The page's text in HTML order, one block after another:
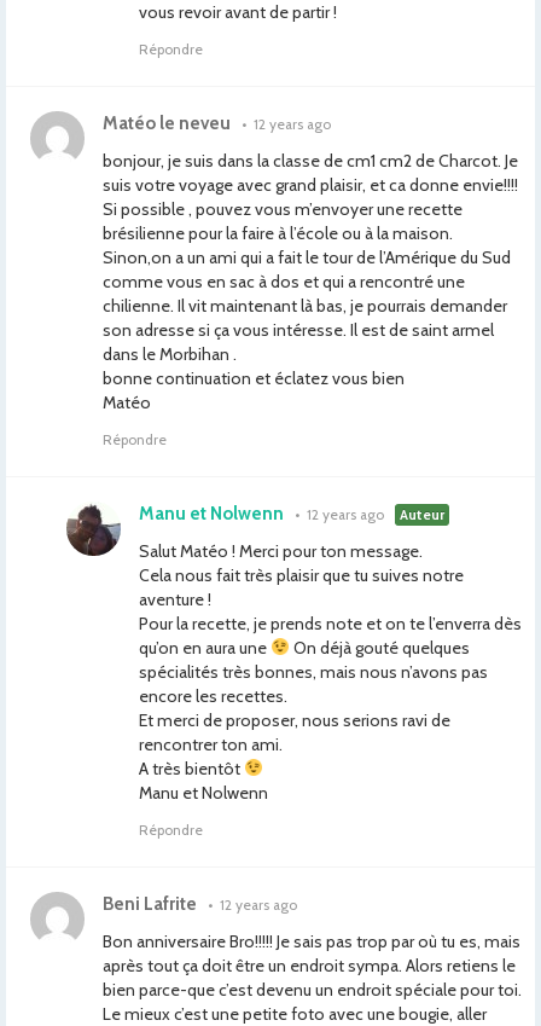
vous revoir avant de partir !
Répondre
Matéo le neveu • 12 years ago
bonjour, je suis dans la classe de cm1 cm2 de Charcot. Je
suis votre voyage avec grand plaisir, et ca donne envie!!!!
Si possible , pouvez vous m’envoyer une recette
brésilienne pour la faire à l’école ou à la maison.
Sinon,on a un ami qui a fait le tour de l’Amérique du Sud
comme vous en sac à dos et qui a rencontré une
chilienne. Il vit maintenant là bas, je pourrais demander
son adresse si ça vous intéresse. Il est de saint armel
dans le Morbihan .
bonne continuation et éclatez vous bien
Matéo
Répondre
Manu et Nolwenn • 12 years ago Auteur
Salut Matéo ! Merci pour ton message.
Cela nous fait très plaisir que tu suives notre
aventure !
Pour la recette, je prends note et on te l’enverra dès
qu’on en aura une
On déjà gouté quelques
spécialités très bonnes, mais nous n’avons pas
encore les recettes.
Et merci de proposer, nous serions ravi de
rencontrer ton ami.
A très bientôt
Manu et Nolwenn
Répondre
Beni Lafrite • 12 years ago
Bon anniversaire Bro!!!!! Je sais pas trop par où tu es, mais
après tout ça doit être un endroit sympa. Alors retiens le
bien parce-que c’est devenu un endroit spéciale pour toi.
Le mieux c’est une petite foto avec une bougie, aller